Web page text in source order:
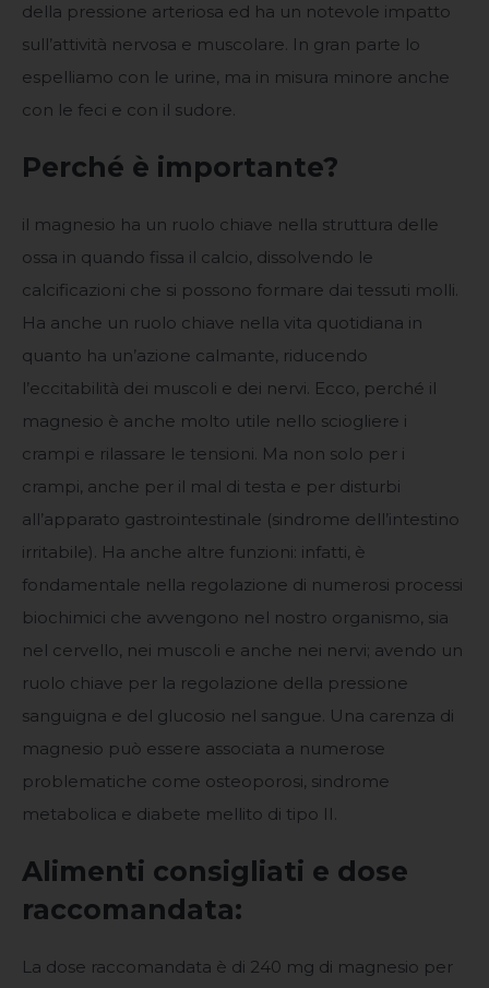
della pressione arteriosa ed ha un notevole impatto
sull’attività nervosa e muscolare. In gran parte lo
espelliamo con le urine, ma in misura minore anche
con le feci e con il sudore.
Perché è importante?
il magnesio ha un ruolo chiave nella struttura delle
ossa in quando fissa il calcio, dissolvendo le
calcificazioni che si possono formare dai tessuti molli.
Ha anche un ruolo chiave nella vita quotidiana in
quanto ha un’azione calmante, riducendo
l’eccitabilità dei muscoli e dei nervi. Ecco, perché il
magnesio è anche molto utile nello sciogliere i
crampi e rilassare le tensioni. Ma non solo per i
crampi, anche per il mal di testa e per disturbi
all’apparato gastrointestinale (sindrome dell’intestino
irritabile). Ha anche altre funzioni: infatti, è
fondamentale nella regolazione di numerosi processi
biochimici che avvengono nel nostro organismo, sia
nel cervello, nei muscoli e anche nei nervi; avendo un
ruolo chiave per la regolazione della pressione
sanguigna e del glucosio nel sangue. Una carenza di
magnesio può essere associata a numerose
problematiche come osteoporosi, sindrome
metabolica e diabete mellito di tipo II.
Alimenti consigliati e dose
raccomandata:
La dose raccomandata è di 240 mg di magnesio per